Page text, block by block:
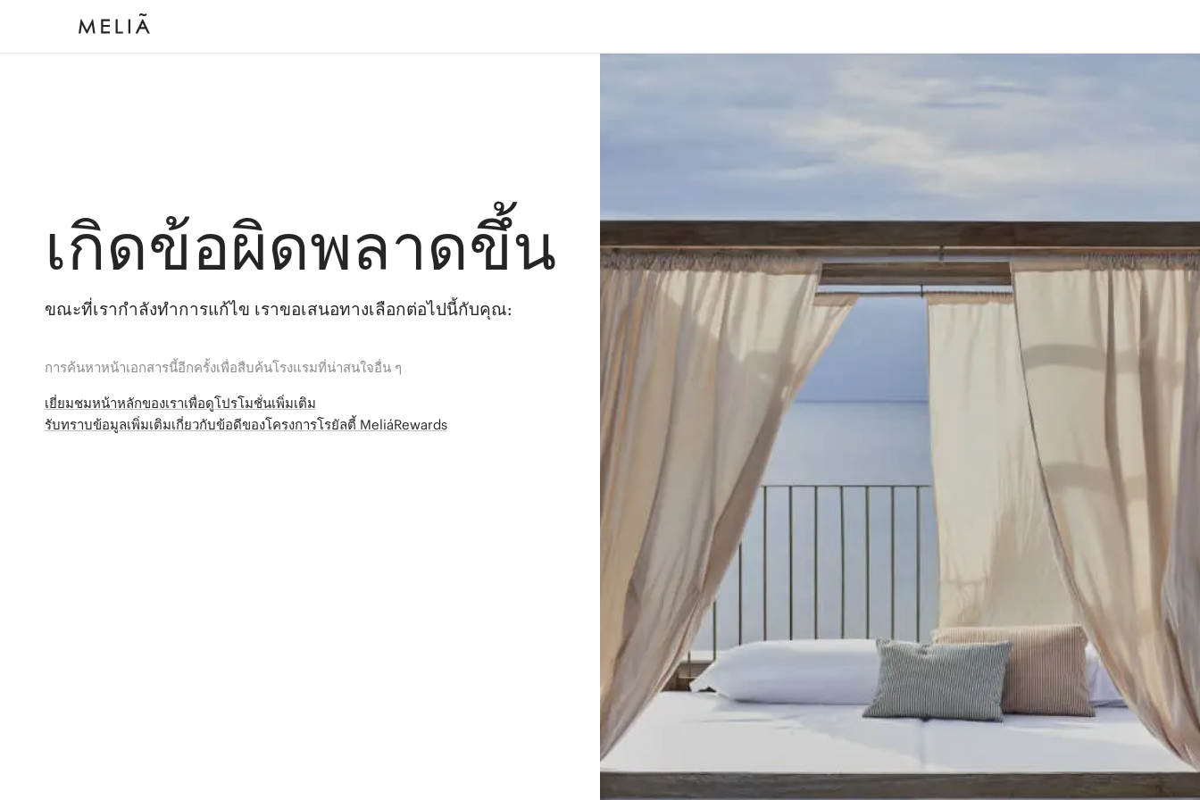
เกิดข้อผิดพลาดขึ้น
ขณะที่เรากำลังทำการแก้ไข เราขอเสนอทางเลือกต่อไปนี้กับคุณ:
การค้นหาหน้าเอกสารนี้อีกครั้งเพื่อสืบค้นโรงแรมที่น่าสนใจอื่น ๆ
เยี่ยมชมหน้าหลักของเราเพื่อดูโปรโมชั่นเพิ่มเติม
รับทราบข้อมูลเพิ่มเติมเกี่ยวกับข้อดีของโครงการโรยัลตี้ MeliáRewards